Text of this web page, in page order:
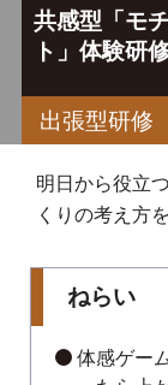
共感型「モ
ト」体験研
出張型研修
明日から役立
くりの考え方
ねらい
体感ゲー